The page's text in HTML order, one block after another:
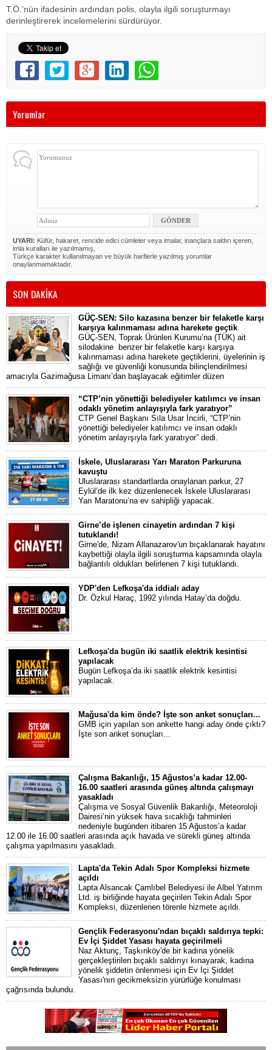
T.Ö.’nün ifadesinin ardından polis, olayla ilgili soruşturmayı
derinleştirerek incelemelerini sürdürüyor.
Yorumlar
UYARI: Küfür, hakaret, rencide edici cümleler veya imalar, inançlara saldırı içeren,
imla kuralları ile yazılmamış,
Türkçe karakter kullanılmayan ve büyük harflerle yazılmış yorumlar
onaylanmamaktadır.
SON DAKİKA
GÜÇ-SEN: Silo kazasına benzer bir felaketle karşı
karşıya kalınmaması adına harekete geçtik
GÜÇ-SEN, Toprak Ürünleri Kurumu’na (TÜK) ait
silodakine benzer bir felaketle karşı karşıya
kalınmaması adına harekete geçtiklerini, üyelerinin iş
sağlığı ve güvenliği konusunda bilinçlendirilmesi
amacıyla Gazimağusa Limanı’dan başlayacak eğitimler düzen
“CTP’nin yönettiği belediyeler katılımcı ve insan
odaklı yönetim anlayışıyla fark yaratıyor”
CTP Genel Başkanı Sıla Usar İncirli, “CTP’nin
yönettiği belediyeler katılımcı ve insan odaklı
yönetim anlayışıyla fark yaratıyor” dedi.
İskele, Uluslararası Yarı Maraton Parkuruna
kavuştu
Uluslararası standartlarda onaylanan parkur, 27
Eylül’de ilk kez düzenlenecek İskele Uluslararası
Yarı Maratonu’na ev sahipliği yapacak.
Girne’de işlenen cinayetin ardından 7 kişi
tutuklandı!
Girne'de, Nizam Allanazarov'un bıçaklanarak hayatını
kaybettiği olayla ilgili soruşturma kapsamında olayla
bağlantılı oldukları belirlenen 7 kişi tutuklandı.
YDP'den Lefkoşa'da iddialı aday
Dr. Özkul Haraç, 1992 yılında Hatay’da doğdu.
Lefkoşa'da bugün iki saatlik elektrik kesintisi
yapılacak
Bugün Lefkoşa’da iki saatlik elektrik kesintisi
yapılacak.
Mağusa'da kim önde? İşte son anket sonuçları...
GMB için yapılan son ankette hangi aday önde çıktı?
İşte son anket sonuçları...
Çalışma Bakanlığı, 15 Ağustos’a kadar 12.00-
16.00 saatleri arasında güneş altında çalışmayı
yasakladı
Çalışma ve Sosyal Güvenlik Bakanlığı, Meteoroloji
Dairesi’nin yüksek hava sıcaklığı tahminleri
nedeniyle bugünden itibaren 15 Ağustos’a kadar
12.00 ile 16.00 saatleri arasında açık havada ve sürekli güneş altında
çalışma yapılmasını yasakladı.
Lapta'da Tekin Adalı Spor Kompleksi hizmete
açıldı
Lapta Alsancak Çamlıbel Belediyesi ile Albel Yatırım
Ltd. iş birliğinde hayata geçirilen Tekin Adalı Spor
Kompleksi, düzenlenen törenle hizmete açıldı.
Gençlik Federasyonu'ndan bıçaklı saldırıya tepki:
Ev İçi Şiddet Yasası hayata geçirilmeli
Naz Aktunç, Taşkınköy'de bir kadına yönelik
gerçekleştirilen bıçaklı saldırıyı kınayarak, kadına
yönelik şiddetin önlenmesi için Ev İçi Şiddet
Yasası'nın gecikmeksizin yürürlüğe konulması
çağrısında bulundu.